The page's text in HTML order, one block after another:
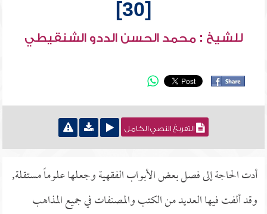
[30]
للشيخ : محمد الحسن الددو الشنقيطي
التفريغ النصي الكامل
أدت الحاجة إلى فصل بعض الأبواب الفقهية وجعلها علوماً مستقلة,
وقد ألفت فيها العديد من الكتب والمصنفات في جميع المذاهب